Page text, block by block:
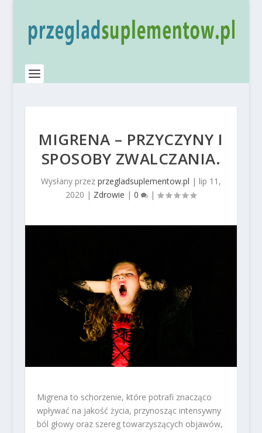
MIGRENA – PRZYCZYNY I
SPOSOBY ZWALCZANIA.
Wysłany przez przegladsuplementow.pl | lip 11,
2020 | Zdrowie |0 |
Migrena to schorzenie, które potrafi znacząco
wpływać na jakość życia, przynosząc intensywny
ból głowy oraz szereg towarzyszących objawów,